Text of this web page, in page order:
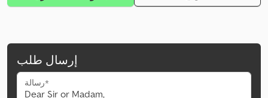
إرسال طلب
رسالة*